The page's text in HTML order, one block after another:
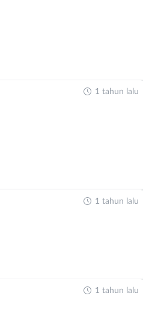
1 tahun lalu
1 tahun lalu
1 tahun lalu